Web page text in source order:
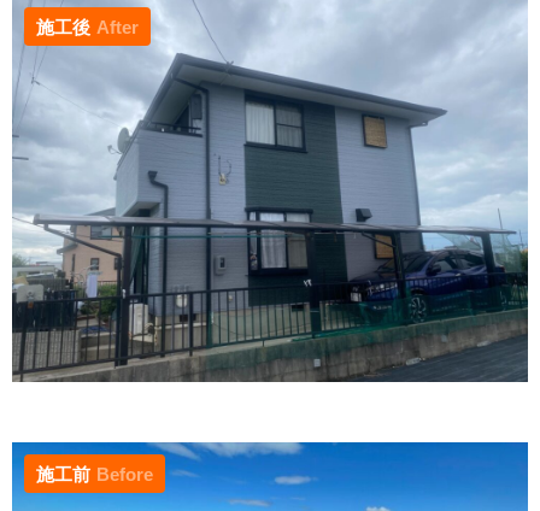
施工後 After
施工前 Before